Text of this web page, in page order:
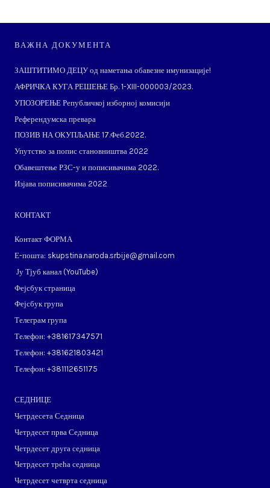
ВАЖНА ДОКУМЕНТА
ЗАШТИТИМО ДЕЦУ од наметања обавезне имунизације!
АФРИЧКА КУГА РЕШЕЊЕ Бр. 1-XIII-000003/2023.
УПОЗОРЕЊЕ Републичкој изборној комисији
Референдумска превара
ПОЗИВ НА ОКУПЉАЊЕ 17.Феб.2022.
Упутство за попис становништва 2022
Обавештење РЗС-у и пописивачима 2022.
Изјава пописивачима 2022
КОНТАКТ
Контакт ФОРМА
Е-пошта: skupstina.naroda.srbije@gmail.com
Ју Тјуб канал (YouTube)
Фејсбук страница
Фејсбук група
Телеграм група
Телефон: ​+381617347571
Телефон: ​+381621803421
Телефон: ​+381112651175
СЕДНИЦЕ
Четрдесета Седница
Четрдесет прва Седница
Четрдесет друга седница
Четрдесет трећа седница
Четрдесет четврта седница